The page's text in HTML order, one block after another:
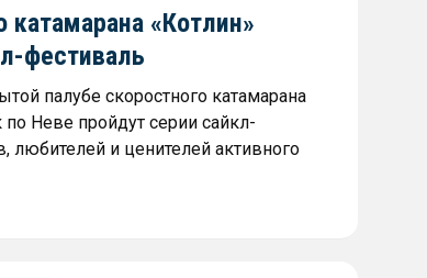
катамарана «Котлин»
фестиваль
палубе скоростного катамарана
Неве пройдут серии сайкл-
любителей и ценителей активного